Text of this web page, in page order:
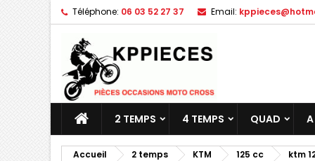
Téléphone: 06 03 52 27 37 Email:
2 TEMPS 4 TEMPS QUAD
Accueil 2 temps KTM 125 cc ktm